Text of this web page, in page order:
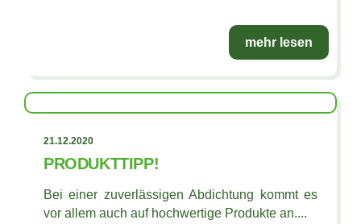
mehr lesen
21.12.2020
PRODUKTTIPP!
Bei einer zuverlässigen Abdichtung kommt es
vor allem auch auf hochwertige Produkte an....